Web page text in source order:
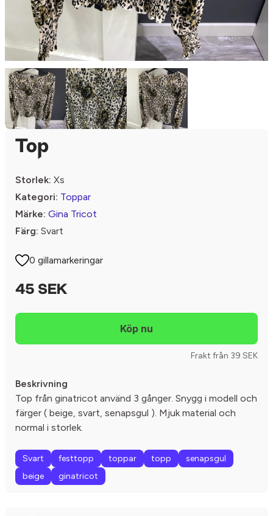
Top
Storlek: Xs
Kategori: Toppar
Märke: Gina Tricot
Färg: Svart
0 gillamarkeringar
45 SEK
Frakt från 39 SEK
Beskrivning
Top från ginatricot använd 3 gånger. Snygg i modell och
färger ( beige, svart, senapsgul ). Mjuk material och
normal i storlek.
Svart festtopp toppar topp
senapsgul
beige
ginatricot